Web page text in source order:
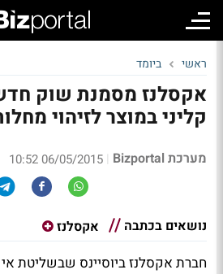
ראשי ביומד
אקסלנז מסמנת שוק
קליני במוצר לזיהוי
מערכת Bizportal |
06/05/2015 10:52
נושאים בכתבה אקסלנז
חברת אקסלנז ביוסיינס שבשליטת